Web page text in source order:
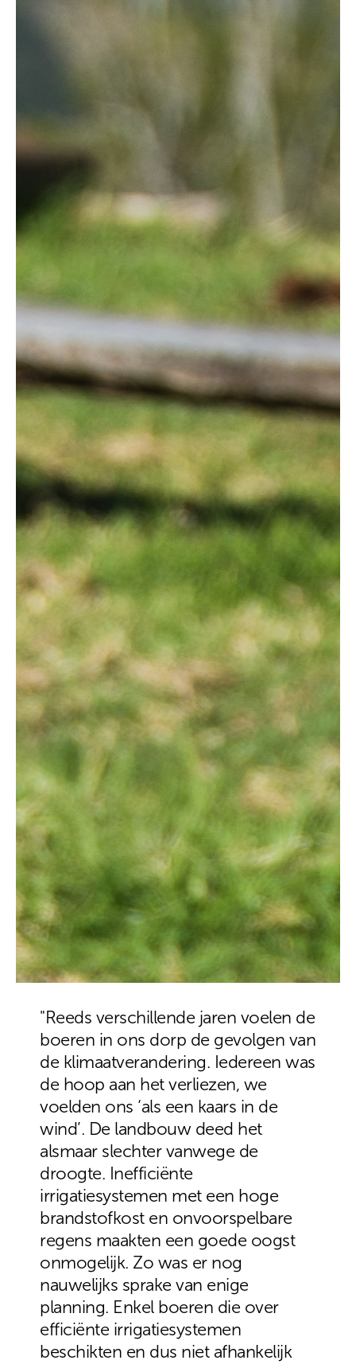
"Reeds verschillende jaren voelen de
boeren in ons dorp de gevolgen van
de klimaatverandering. Iedereen was
de hoop aan het verliezen, we
voelden ons ‘als een kaars in de
wind’. De landbouw deed het
alsmaar slechter vanwege de
droogte. Inefficiënte
irrigatiesystemen met een hoge
brandstofkost en onvoorspelbare
regens maakten een goede oogst
onmogelijk. Zo was er nog
nauwelijks sprake van enige
planning. Enkel boeren die over
efficiënte irrigatiesystemen
beschikten en dus niet afhankelijk